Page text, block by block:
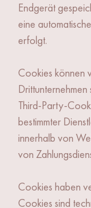
Endgerät
eine
erfolgt.
Cookies können
Third-Party-
bestimmter
innerhalb von
von
Cookies haben
Cookies sind